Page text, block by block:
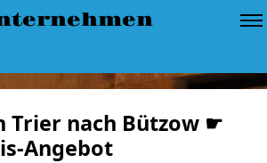
Trier nach Bützow ☛
Angebot